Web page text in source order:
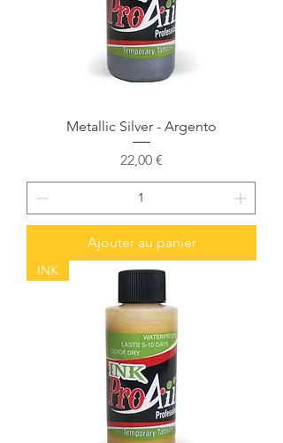
Metallic Silver - Argento
Prix
22,00 €
Ajouter au panier
INK